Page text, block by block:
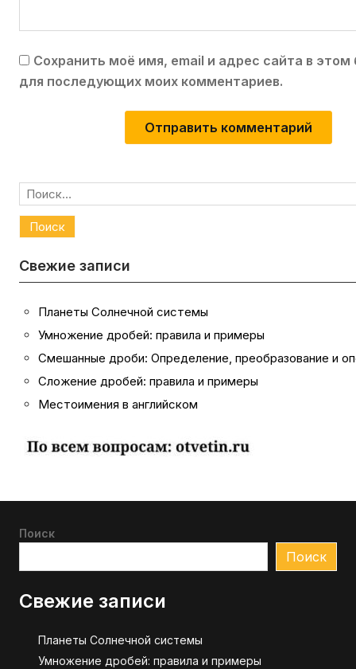
Сохранить моё имя, email и адрес сайта в этом
для последующих моих комментариев.
Найти:
Свежие записи
Планеты Солнечной системы
Умножение дробей: правила и примеры
Смешанные дроби: Определение, преобразование и
Сложение дробей: правила и примеры
Местоимения в английском
Поиск
Поиск
Свежие записи
Планеты Солнечной системы
Умножение дробей: правила и примеры